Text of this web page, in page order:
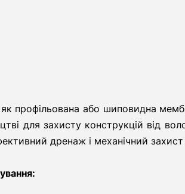
профільована або шиповидна
для захисту конструкцій від
дренаж і механічний захист